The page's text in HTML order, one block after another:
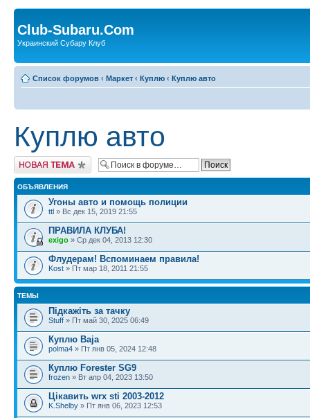
Club-Subaru.Com
Украинский Субару Клуб
Список форумов ‹ Маркет ‹ Куплю ‹ Куплю авто
Куплю авто
Новая тема
ОБЪЯВЛЕНИЯ
Угоны авто и помощь полиции
ttl » Вс дек 15, 2019 21:55
ПРАВИЛА КЛУБА!
exigo » Ср дек 04, 2013 12:30
Флудерам! Вспоминаем правила!
Kost » Пт мар 18, 2011 21:55
ТЕМЫ
Підкажіть за тачку
Stuff » Пт май 30, 2025 06:49
Куплю Baja
polma4 » Пт янв 05, 2024 12:48
Куплю Forester SG9
frozen » Вт апр 04, 2023 13:50
Цікавить wrx sti 2003-2012
K.Shelby » Пт янв 06, 2023 12:53